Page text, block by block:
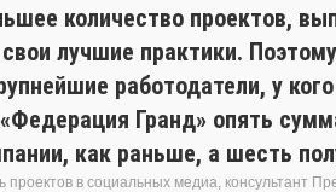
количество проектов,
лучшие практики.
работодатели, у
Гранд» опять
как раньше, а шесть
проектов в социальных медиа, консультант